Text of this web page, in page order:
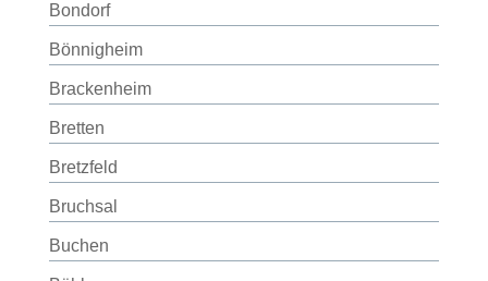
Bondorf
Bönnigheim
Brackenheim
Bretten
Bretzfeld
Bruchsal
Buchen